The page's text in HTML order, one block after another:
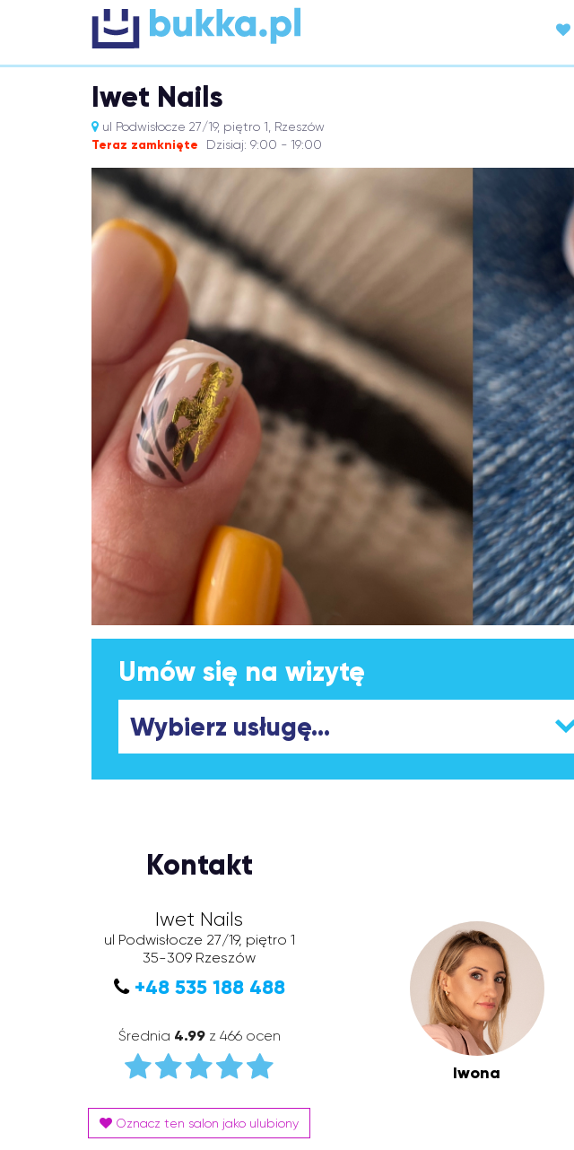
Iwet Nails
ul Podwisłocze 27/19, piętro 1, Rzeszów
Teraz zamknięte Dzisiaj: 9:00 - 19:00
Umów się na wizytę
Kontakt
Iwet Nails
ul Podwisłocze 27/19, piętro 1
35-309 Rzeszów
+48 535 188 488
Średnia 4.99z 466 ocen
Oznacz ten salon jako ulubiony
Iwona